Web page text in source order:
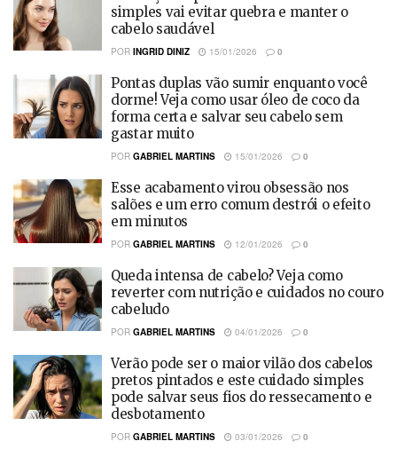
simples vai evitar quebra e manter o
cabelo saudável
POR INGRID DINIZ 15/01/2026 0
Pontas duplas vão sumir enquanto você
dorme! Veja como usar óleo de coco da
forma certa e salvar seu cabelo sem
gastar muito
POR GABRIEL MARTINS 15/01/2026 0
Esse acabamento virou obsessão nos
salões e um erro comum destrói o efeito
em minutos
POR GABRIEL MARTINS 12/01/2026 0
Queda intensa de cabelo? Veja como
reverter com nutrição e cuidados no couro
cabeludo
POR GABRIEL MARTINS 04/01/2026 0
Verão pode ser o maior vilão dos cabelos
pretos pintados e este cuidado simples
pode salvar seus fios do ressecamento e
desbotamento
POR GABRIEL MARTINS 03/01/2026 0